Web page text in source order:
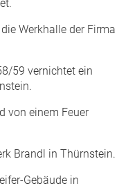
Werkhalle der Firma
59 vernichtet ein
einem Feuer
Brandl in Thürnstein.
Gebäude in